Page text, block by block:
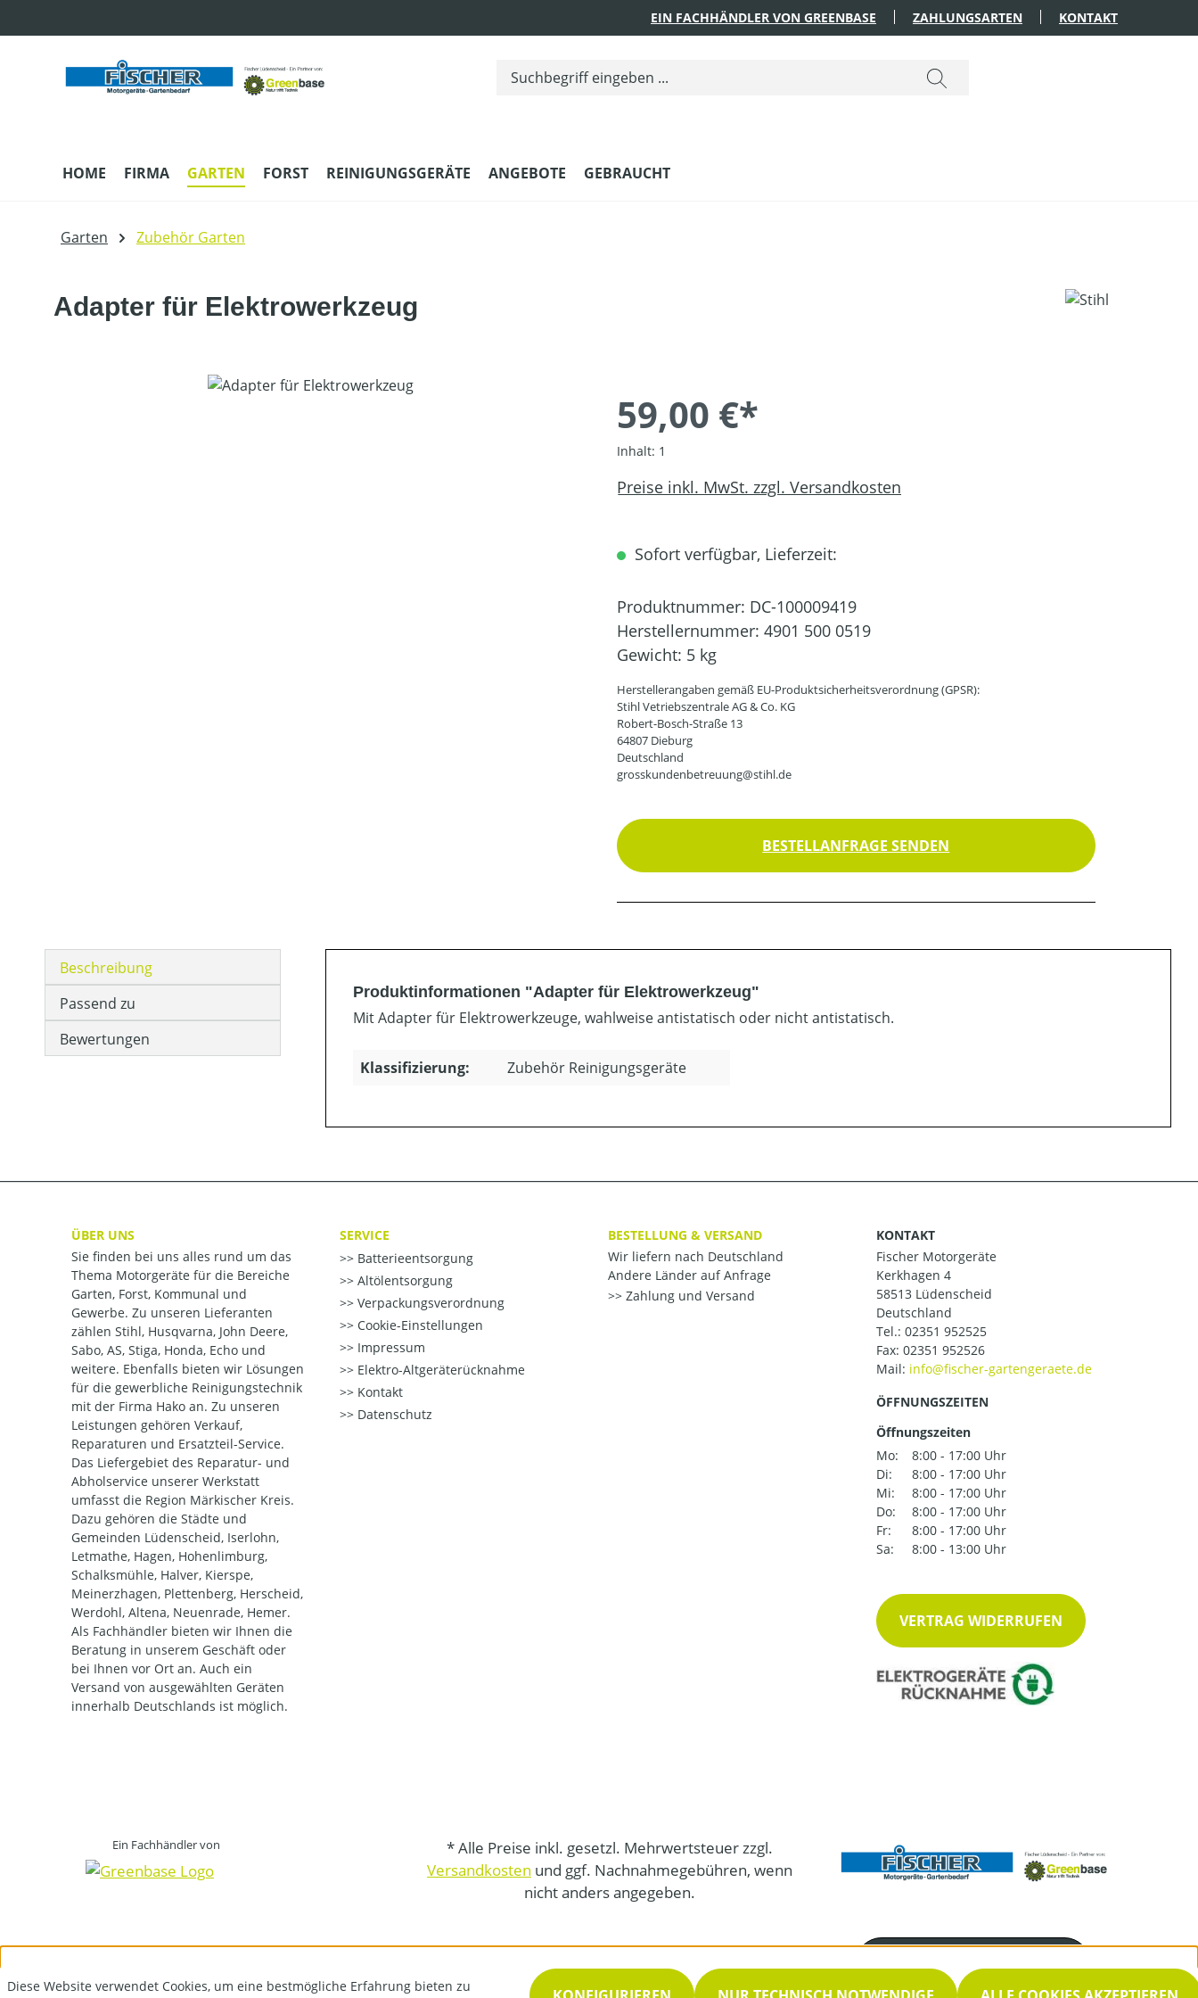
EIN FACHHÄNDLER VON GREENBASE ZAHLUNGSARTEN KONTAKT
HOME FIRMA GARTEN FORST REINIGUNGSGERÄTE ANGEBOTE GEBRAUCHT
Garten Zubehör Garten
Adapter für Elektrowerkzeug
Bildergalerie überspringen
59,00 €*
Inhalt: 1
Preise inkl. MwSt. zzgl. Versandkosten
Sofort verfügbar, Lieferzeit:
Produktnummer: DC-100009419
Herstellernummer: 4901 500 0519
Gewicht: 5 kg
Herstellerangaben gemäß EU-Produktsicherheitsverordnung (GPSR):
Stihl Vetriebszentrale AG & Co. KG
Robert-Bosch-Straße 13
64807 Dieburg
Deutschland
grosskundenbetreuung@stihl.de
BESTELLANFRAGE SENDEN
Beschreibung
Passend zu
Bewertungen
Produktinformationen "Adapter für Elektrowerkzeug"
Mit Adapter für Elektrowerkzeuge, wahlweise antistatisch oder nicht antistatisch.
Klassifizierung: Zubehör Reinigungsgeräte
ÜBER UNS
Sie finden bei uns alles rund um das
Thema Motorgeräte für die Bereiche
Garten, Forst, Kommunal und
Gewerbe. Zu unseren Lieferanten
zählen Stihl, Husqvarna, John Deere,
Sabo, AS, Stiga, Honda, Echo und
weitere. Ebenfalls bieten wir Lösungen
für die gewerbliche Reinigungstechnik
mit der Firma Hako an. Zu unseren
Leistungen gehören Verkauf,
Reparaturen und Ersatzteil-Service.
Das Liefergebiet des Reparatur- und
Abholservice unserer Werkstatt
umfasst die Region Märkischer Kreis.
Dazu gehören die Städte und
Gemeinden Lüdenscheid, Iserlohn,
Letmathe, Hagen, Hohenlimburg,
Schalksmühle, Halver, Kierspe,
Meinerzhagen, Plettenberg, Herscheid,
Werdohl, Altena, Neuenrade, Hemer.
Als Fachhändler bieten wir Ihnen die
Beratung in unserem Geschäft oder
bei Ihnen vor Ort an. Auch ein
Versand von ausgewählten Geräten
innerhalb Deutschlands ist möglich.
SERVICE
Batterieentsorgung
Altölentsorgung
Verpackungsverordnung
Cookie-Einstellungen
Impressum
Elektro-Altgeräterücknahme
Kontakt
Datenschutz
BESTELLUNG & VERSAND
Wir liefern nach Deutschland
Andere Länder auf Anfrage
Zahlung und Versand
KONTAKT
Fischer Motorgeräte
Kerkhagen 4
58513 Lüdenscheid
Deutschland
Tel.: 02351 952525
Fax: 02351 952526
Mail:
ÖFFNUNGSZEITEN
Öffnungszeiten
Mo:
8:00 - 17:00 Uhr
Di:
8:00 - 17:00 Uhr
Mi:
8:00 - 17:00 Uhr
Do:
8:00 - 17:00 Uhr
Fr:
8:00 - 17:00 Uhr
Sa:
8:00 - 13:00 Uhr
VERTRAG WIDERRUFEN
Ein Fachhändler von
* Alle Preise inkl. gesetzl. Mehrwertsteuer zzgl.
Versandkosten und ggf. Nachnahmegebühren, wenn
nicht anders angegeben.
02351 952525
Diese Website verwendet Cookies, um eine bestmögliche Erfahrung bieten zu